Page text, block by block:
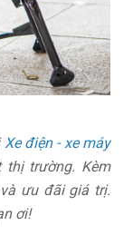
Xe điện - xe máy
trường. Kèm
ưu đãi giá trị.
ơi!